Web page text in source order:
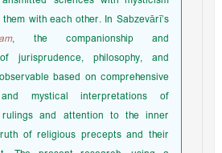
with each other. In Sabzevārī’s
, the companionship and
jurisprudence, philosophy, and
based on comprehensive
and mystical interpretations of
rulings and attention to the inner
of religious precepts and their